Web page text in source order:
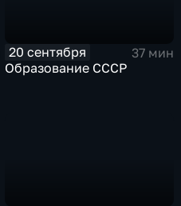
20 сентября
37 мин
Образование СССР